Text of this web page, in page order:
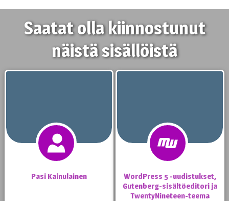
Saatat olla kiinnostunut
näistä sisällöistä
Pasi Kainulainen
WordPress 5 -uudistukset,
Gutenberg-sisältöeditori ja
TwentyNineteen-teema